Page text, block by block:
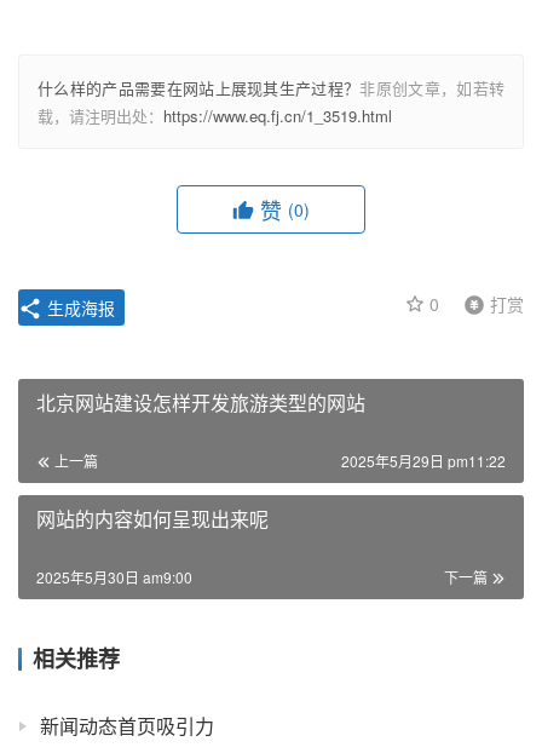
什么样的产品需要在网站上展现其生产过程？非原创文章，如若转
载，请注明出处： https://www.eq.fj.cn/1_3519.html
赞 (0)
0 打赏
生成海报
北京网站建设怎样开发旅游类型的网站
上一篇 2025年5月29日 pm11:22
网站的内容如何呈现出来呢
下一篇
2025年5月30日 am9:00
相关推荐
新闻动态首页吸引力